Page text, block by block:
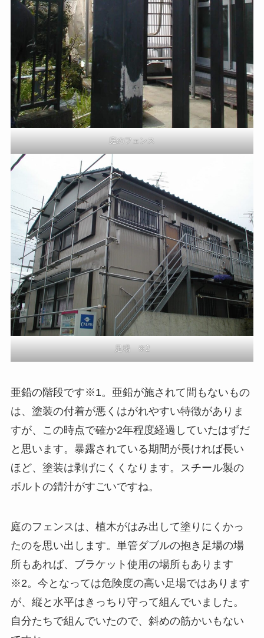
庭のフェンス
足場 ※2
亜鉛の階段です※1。亜鉛が施されて間もないもの
は、塗装の付着が悪くはがれやすい特徴がありま
すが、この時点で確か2年程度経過していたはずだ
と思います。暴露されている期間が長ければ長い
ほど、塗装は剥げにくくなります。スチール製の
ボルトの錆汁がすごいですね。
庭のフェンスは、植木がはみ出して塗りにくかっ
たのを思い出します。単管ダブルの抱き足場の場
所もあれば、ブラケット使用の場所もあります
※2。今となっては危険度の高い足場ではあります
が、縦と水平はきっちり守って組んでいました。
自分たちで組んでいたので、斜めの筋かいもない